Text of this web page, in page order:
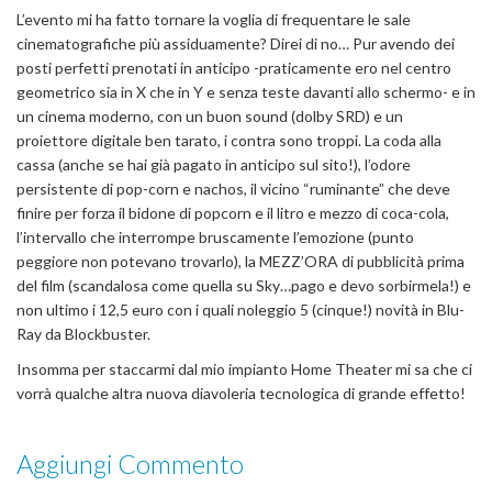
L’evento mi ha fatto tornare la voglia di frequentare le sale
cinematografiche più assiduamente? Direi di no… Pur avendo dei
posti perfetti prenotati in anticipo -praticamente ero nel centro
geometrico sia in X che in Y e senza teste davanti allo schermo- e in
un cinema moderno, con un buon sound (dolby SRD) e un
proiettore digitale ben tarato, i contra sono troppi. La coda alla
cassa (anche se hai già pagato in anticipo sul sito!), l’odore
persistente di pop-corn e nachos, il vicino “ruminante” che deve
finire per forza il bidone di popcorn e il litro e mezzo di coca-cola,
l’intervallo che interrompe bruscamente l’emozione (punto
peggiore non potevano trovarlo), la MEZZ’ORA di pubblicità prima
del film (scandalosa come quella su Sky…pago e devo sorbirmela!) e
non ultimo i 12,5 euro con i quali noleggio 5 (cinque!) novità in Blu-
Ray da Blockbuster.
Insomma per staccarmi dal mio impianto Home Theater mi sa che ci
vorrà qualche altra nuova diavoleria tecnologica di grande effetto!
Aggiungi Commento